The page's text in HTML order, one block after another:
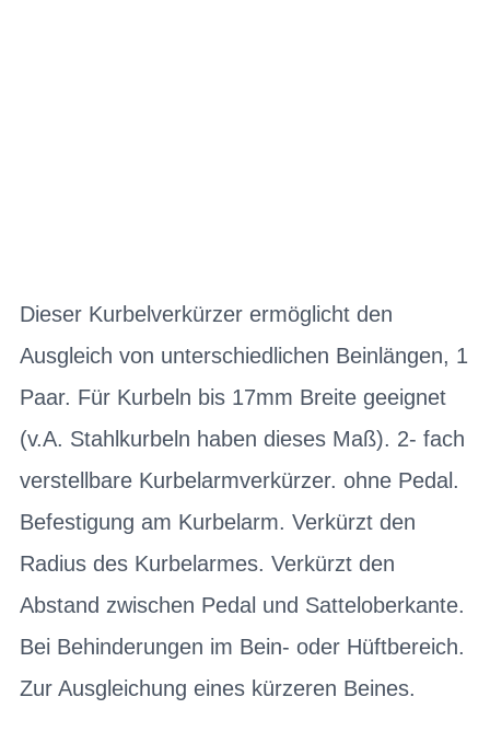
Dieser Kurbelverkürzer ermöglicht den
Ausgleich von unterschiedlichen Beinlängen, 1
Paar. Für Kurbeln bis 17mm Breite geeignet
(v.A. Stahlkurbeln haben dieses Maß). 2- fach
verstellbare Kurbelarmverkürzer. ohne Pedal.
Befestigung am Kurbelarm. Verkürzt den
Radius des Kurbelarmes. Verkürzt den
Abstand zwischen Pedal und Satteloberkante.
Bei Behinderungen im Bein- oder Hüftbereich.
Zur Ausgleichung eines kürzeren Beines.